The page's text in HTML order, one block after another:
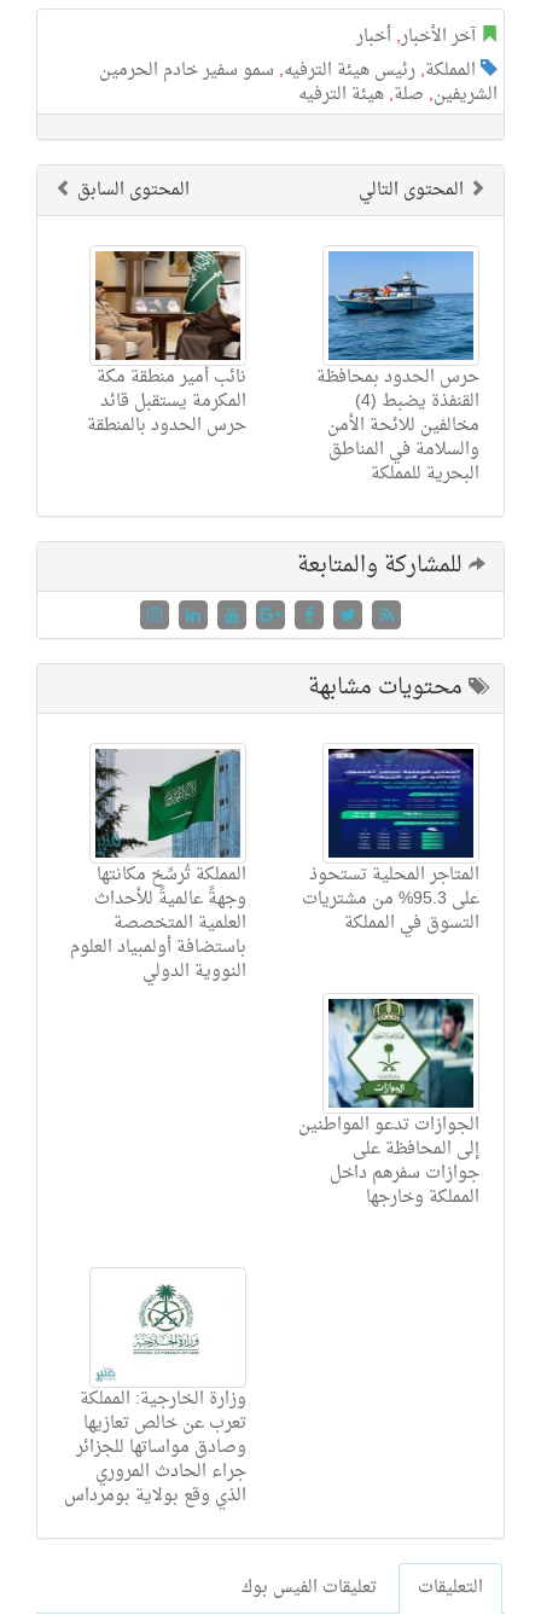
آخر الأخبار,أخبار
المملكة,رئيس هيئة الترفيه, سمو سفير خادم الحرمين
الشريفين, صلة,هيئة الترفيه
المحتوى السابق المحتوى التالي
نائب أمير منطقة مكة
المكرمة يستقبل قائد
حرس الحدود بالمنطقة
حرس الحدود بمحافظة
القنفذة يضبط (4)
مخالفين للائحة الأمن
والسلامة في المناطق
البحرية للمملكة
للمشاركة والمتابعة
محتويات مشابهة
المملكة تُرسِّخ مكانتها
وجهةً عالميةً للأحداث
العلمية المتخصصة
باستضافة أولمبياد العلوم
النووية الدولي
المتاجر المحلية تستحوذ
على 95.3% من مشتريات
التسوق في المملكة
الجوازات تدعو المواطنين
إلى المحافظة على
جوازات سفرهم داخل
المملكة وخارجها
وزارة الخارجية: المملكة
تعرب عن خالص تعازيها
وصادق مواساتها للجزائر
جراء الحادث المروري
الذي وقع بولاية بومرداس
التعليقات تعليقات الفيس بوك